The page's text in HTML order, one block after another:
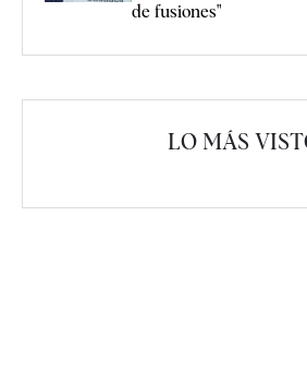
de fusiones"
LO MÁS